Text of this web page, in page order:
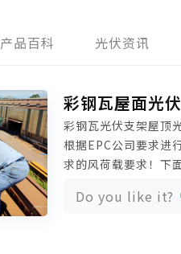
产品百科 光伏资讯
彩钢瓦屋面光
彩钢瓦光伏支架屋顶
根据EPC公司要求进
求的风荷载要求！下
现场光伏电站项目进
Do you like it?